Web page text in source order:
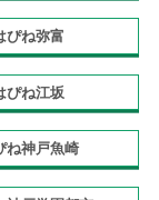
ぴね弥富
ぴね江坂
ね神戸魚崎